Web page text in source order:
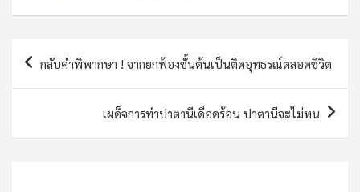
Post
navigation
กลับคำพิพากษา ! จากยกฟ้องชั้นต้นเป็นติดอุทธรณ์ตลอดชีวิต
เผด็จการทำปาตานีเดือดร้อน ปาตานีจะไม่ทน